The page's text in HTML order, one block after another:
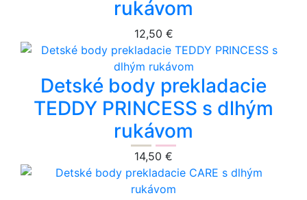
rukávom
12,50 €
Detské body prekladacie
TEDDY PRINCESS s dlhým
rukávom
14,50 €